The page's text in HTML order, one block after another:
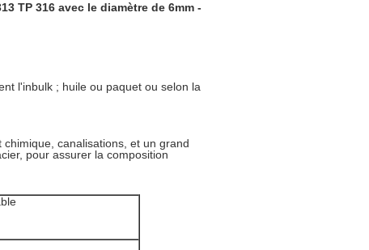
TP 316 avec le diamètre de 6mm -
l'inbulk ; huile ou paquet ou selon la
canalisations, et un grand
pour assurer la composition